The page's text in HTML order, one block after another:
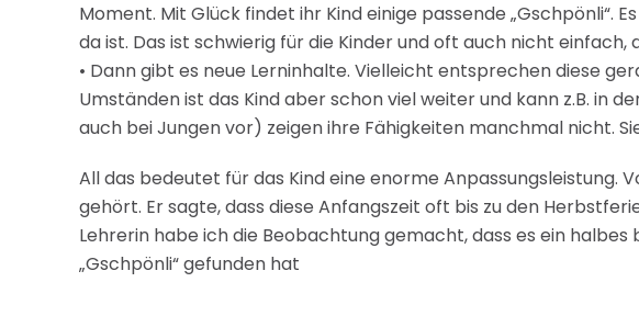
Moment. Mit Glück findet ihr Kind einige passende „Gschpönli“.
da ist. Das ist schwierig für die Kinder und oft auch nicht
• Dann gibt es neue Lerninhalte. Vielleicht entsprechen diese
Umständen ist das Kind aber schon viel weiter und kann z.B. in
auch bei Jungen vor) zeigen ihre Fähigkeiten manchmal nicht.
All das bedeutet für das Kind eine enorme Anpassungsleistung.
gehört. Er sagte, dass diese Anfangszeit oft bis zu den
Lehrerin habe ich die Beobachtung gemacht, dass es ein halbes
„Gschpönli“ gefunden hat